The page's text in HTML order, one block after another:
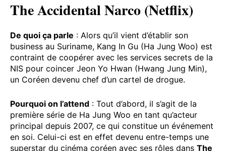
The Accidental Narco (Netflix)
De quoi ça parle : Alors qu’il vient d’établir son
business au Suriname, Kang In Gu (Ha Jung Woo) est
contraint de coopérer avec les services secrets de la
NIS pour coincer Jeon Yo Hwan (Hwang Jung Min),
un Coréen devenu chef d’un cartel de drogue.
Pourquoi on l’attend : Tout d’abord, il s’agit de la
première série de Ha Jung Woo en tant qu’acteur
principal depuis 2007, ce qui constitue un événement
en soi. Celui-ci est en effet devenu entre-temps une
superstar du cinéma coréen avec ses rôles dans The